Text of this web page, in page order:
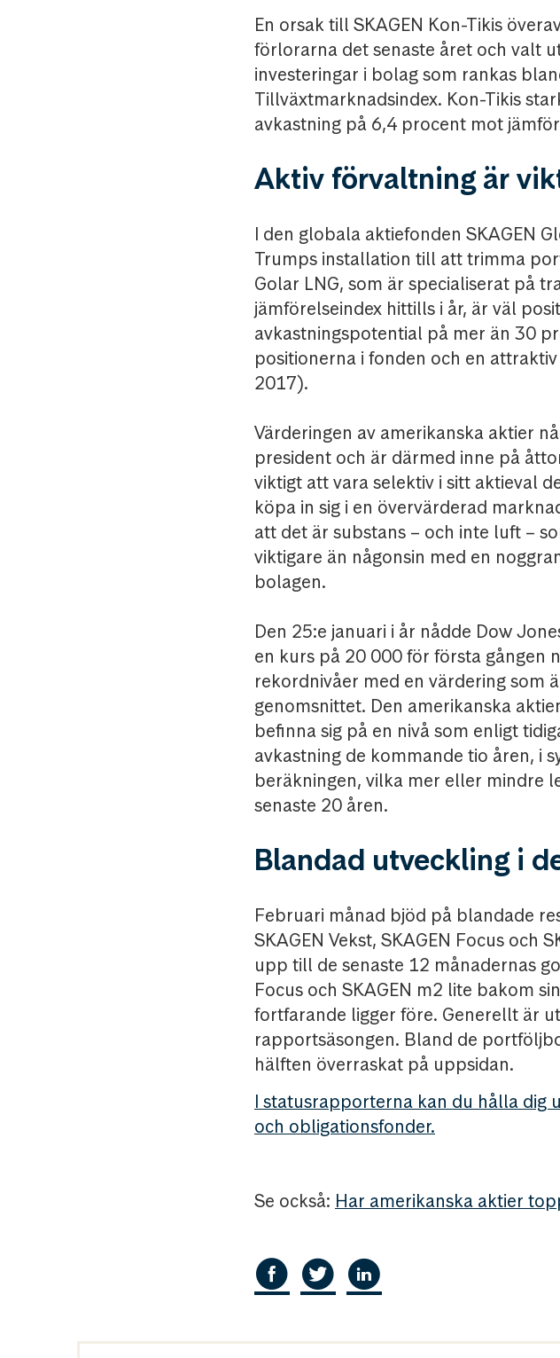
En orsak till SKAGEN Kon-Tikis
förlorarna det senaste året och valt
investeringar i bolag som rankas
Tillväxtmarknadsindex. Kon-Tikis
avkastning på 6,4 procent mot
Aktiv förvaltning är
I den globala aktiefonden SKAGEN
Trumps installation till att trimma
Golar LNG, som är specialiserat på
jämförelseindex hittills i år, är väl
avkastningspotential på mer än 30
positionerna i fonden och en
2017).
Värderingen av amerikanska aktier
president och är därmed inne på
viktigt att vara selektiv i sitt aktieval
köpa in sig i en övervärderad
att det är substans – och inte luft –
viktigare än någonsin med en
bolagen.
Den 25:e januari i år nådde Dow
en kurs på 20 000 för första gången
rekordnivåer med en värdering som
genomsnittet. Den amerikanska
befinna sig på en nivå som enligt
avkastning de kommande tio åren, i
beräkningen, vilka mer eller mindre
senaste 20 åren.
Blandad utveckling i
Februari månad bjöd på blandade
SKAGEN Vekst, SKAGEN Focus och
upp till de senaste 12 månadernas
Focus och SKAGEN m2 lite bakom
fortfarande ligger före. Generellt är
rapportsäsongen. Bland de
hälften överraskat på uppsidan.
I statusrapporterna kan du hålla dig
och obligationsfonder.
Se också: Har amerikanska aktier